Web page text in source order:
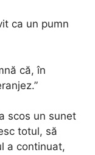
ca un pumn
că, în
scos un sunet
totul, să
a continuat,